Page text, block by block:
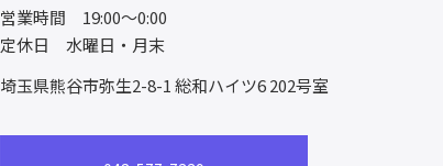
営業時間 19:00～0:00
定休日 水曜日・月末
埼玉県熊谷市弥生2-8-1 総和ハイツ6 202号室